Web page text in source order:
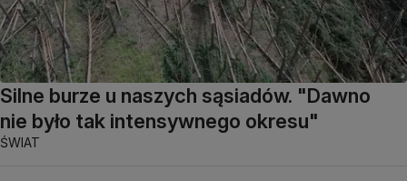
Silne burze u naszych sąsiadów. "Dawno
nie było tak intensywnego okresu"
ŚWIAT